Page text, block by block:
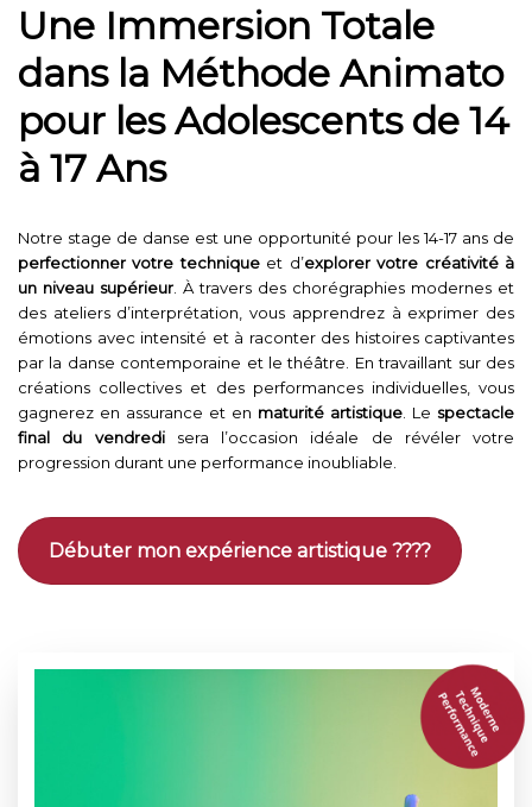
Une Immersion Totale
dans la Méthode Animato
pour les Adolescents de 14
à 17 Ans
Notre stage de danse est une opportunité pour les 14-17 ans de
perfectionner votre techniqueet d’explorer votre créativité à
un niveau supérieur . À travers des chorégraphies modernes et
des ateliers d’interprétation, vous apprendrez à exprimer des
émotions avec intensité et à raconter des histoires captivantes
par la danse contemporaine et le théâtre. En travaillant sur des
créations collectives et des performances individuelles, vous
gagnerez en assurance et en maturité artistique . Le spectacle
final du vendredisera l’occasion idéale de révéler votre
progression durant une performance inoubliable.
Débuter mon expérience artistique ????